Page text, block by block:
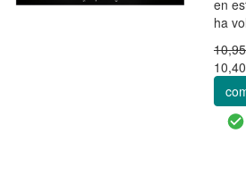
en
ha